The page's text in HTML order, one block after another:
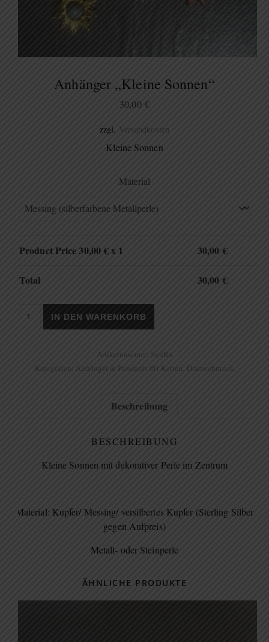
Anhänger „Kleine Sonnen“
30,00 €
zzgl. Versandkosten
Kleine Sonnen
Material
Product Price30,00€ x 1 30,00 €
Total 30,00 €
IN DEN WARENKORB
Artikelnummer: SunRa
Kategorien: Anhänger & Pendants für Ketten, Drahtschmuck
Beschreibung
BESCHREIBUNG
Kleine Sonnen mit dekorativer Perle im Zentrum
Material: Kupfer/ Messing/ versilbertes Kupfer (Sterling Silber
gegen Aufpreis)
Metall- oder Steinperle
ÄHNLICHE PRODUKTE